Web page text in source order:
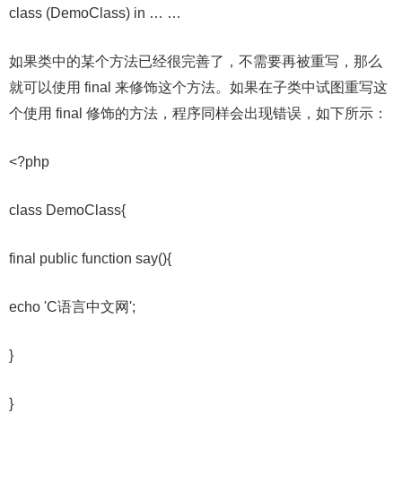
class (DemoClass) in … …
如果类中的某个方法已经很完善了，不需要再被重写，那么
就可以使用 final 来修饰这个方法。如果在子类中试图重写这
个使用 final 修饰的方法，程序同样会出现错误，如下所示：
<?php
class DemoClass{
final public function say(){
echo 'C语言中文网';
}
}